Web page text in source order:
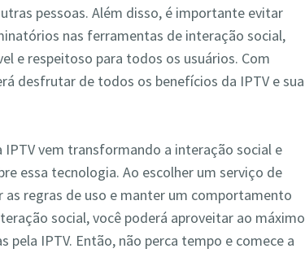
pessoas. Além disso, é importante evitar
nas ferramentas de interação social,
e respeitoso para todos os usuários. Com
desfrutar de todos os benefícios da IPTV e sua
vem transformando a interação social e
essa tecnologia. Ao escolher um serviço de
as regras de uso e manter um comportamento
social, você poderá aproveitar ao máximo
pela IPTV. Então, não perca tempo e comece a